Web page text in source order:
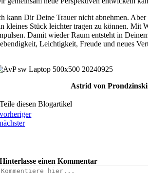
kann Dir Deine Trauer nicht abnehmen.
kleines Stück leichter tragen zu können. Mit
Damit wieder Raum entsteht in
Leichtigkeit, Freude und neues
Astrid von Prondzinski
Teile diesen Blogartikel
vorheriger
nächster
Hinterlasse einen Kommentar